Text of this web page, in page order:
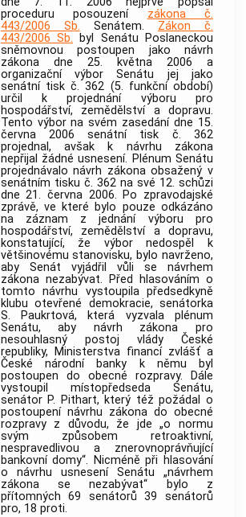
proceduru posouzení zákona č.
443/2006 Sb. Senátem. Zákon č.
443/2006 Sb. byl Senátu Poslaneckou
sněmovnou postoupen jako návrh
zákona dne 25. května 2006 a
organizační výbor Senátu jej jako
senátní tisk č. 362 (5. funkční období)
určil k projednání výboru pro
hospodářství, zemědělství a dopravu.
Tento výbor na svém zasedání dne 15.
června 2006 senátní tisk č. 362
projednal, avšak k návrhu zákona
nepřijal žádné usnesení. Plénum Senátu
projednávalo návrh zákona obsažený v
senátním tisku č. 362 na své 12. schůzi
dne 21. června 2006. Po zpravodajské
zprávě, ve které bylo pouze odkázáno
na záznam z jednání výboru pro
hospodářství, zemědělství a dopravu,
konstatující, že výbor nedospěl k
většinovému stanovisku, bylo navrženo,
aby Senát vyjádřil vůli se návrhem
zákona nezabývat. Před hlasováním o
tomto návrhu vystoupila předsedkyně
klubu otevřené demokracie, senátorka
S. Paukrtová, která vyzvala plénum
Senátu, aby návrh zákona pro
nesouhlasný postoj vlády České
republiky, Ministerstva financí zvlášť a
České národní
banky k němu byl
postoupen do obecné rozpravy. Dále
vystoupil místopředseda Senátu,
senátor P. Pithart, který též požádal o
postoupení návrhu zákona do obecné
rozpravy z důvodu, že jde „o normu
svým způsobem retroaktivní,
nespravedlivou a znerovnoprávňující
bankovní domy“. Nicméně při hlasování
o návrhu usnesení Senátu „návrhem
zákona se nezabývat“ bylo z
přítomných 69 senátorů 39 senátorů
pro, 18 proti.